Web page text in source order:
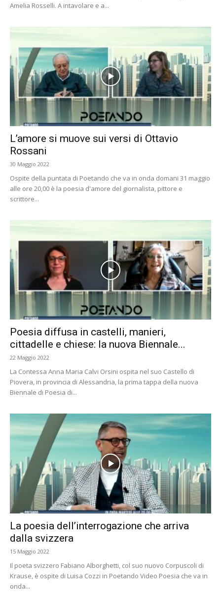
Amelia Rosselli. A intavolare e a...
L’amore si muove sui versi di Ottavio
Rossani
30 Maggio 2022
Ospite della puntata di Poetando che va in onda domani 31 maggio
alle ore 20,00 è la poesia d'amore del giornalista, pittore e
scrittore...
Poesia diffusa in castelli, manieri,
cittadelle e chiese: la nuova Biennale...
22 Maggio 2022
La Contessa Anna Maria Calvi Orsini ospita nel suo Castello di
Piovera, in provincia di Alessandria, la prima tappa della nuova
Biennale di Poesia di...
La poesia dell’interrogazione che arriva
dalla svizzera
15 Maggio 2022
Il poeta svizzero Fabiano Alborghetti, col suo nuovo Corpuscoli di
Krause, è ospite di Luisa Cozzi in Poetando Video Poesia che va in
onda...